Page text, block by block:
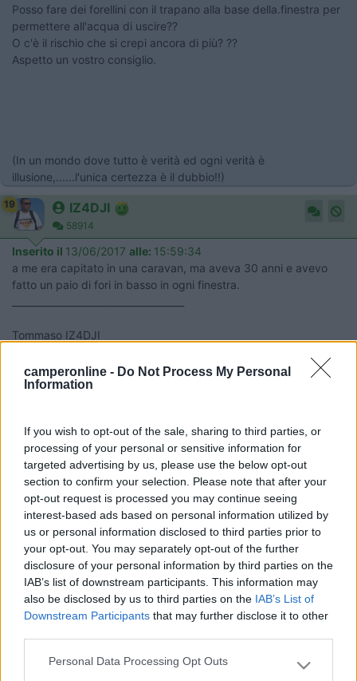
camperonline - Do Not Process My Personal
Information
If you wish to opt-out of the sale, sharing to third parties, or
processing of your personal or sensitive information for
targeted advertising by us, please use the below opt-out
section to confirm your selection. Please note that after your
opt-out request is processed you may continue seeing
interest-based ads based on personal information utilized by
us or personal information disclosed to third parties prior to
your opt-out. You may separately opt-out of the further
disclosure of your personal information by third parties on the
IAB’s list of downstream participants. This information may
also be disclosed by us to third parties on the IAB’s List of
Downstream Participants that may further disclose it to other
Please note that this website/app uses one or more Google
Personal Data Processing Opt Outs
Posso fare dei forellini con il trapano alla base della.finestra per
permettere all'acqua di uscire??
O c'è il rischio che si crepi ancora di più? ??
Aspetto un vostro consiglio.
(In un mondo dove tutto è verità ed ogni verità è
illusione,......l'unica certezza è il dubbio!!)
19 IZ4DJI
58914
Inserito il 13/06/2017 alle: 15:59:34
a me era capitato in una caravan, ma aveva 30 anni e avevo
fatto un paio di fori in basso in ogni finestra.
Tommaso IZ4DJI
www.iz4dji.it
geppetto22
5603
Inserito il14/06/2017 alle: 22:28:59
una volta elimininata però restano tracce ed il fenomeno si
ripresenta credo che la sostituzione sia nel tempo inevitabile!!
IZ4DJI
58914
Inserito il15/06/2017 alle:00:32:24
si, puo essere unprovvedimento palliativo e temporaneo o che
puo essere permanente solo su vecchi catorci dove il vetro